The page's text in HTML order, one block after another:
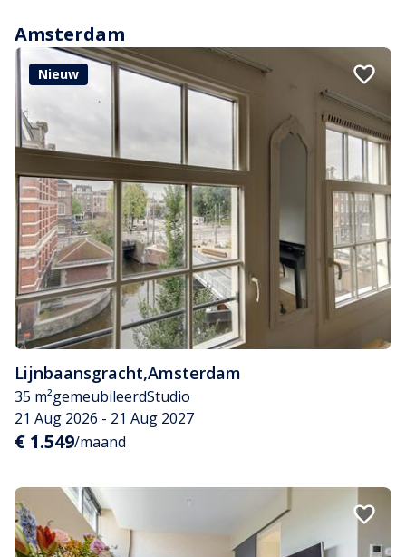
Amsterdam
Nieuw
Lijnbaansgracht,Amsterdam
35 m²gemeubileerdStudio
21 Aug 2026 - 21 Aug 2027
€ 1.549/maand